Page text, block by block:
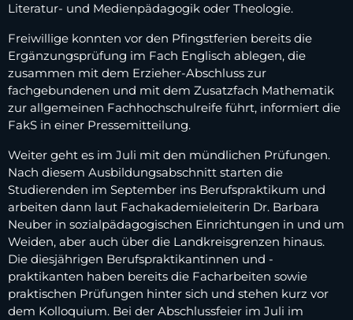
Literatur- und Medienpädagogik oder Theologie.
Freiwillige konnten vor den Pfingstferien bereits die
Ergänzungsprüfung im Fach Englisch ablegen, die
zusammen mit dem Erzieher-Abschluss zur
fachgebundenen und mit dem Zusatzfach Mathematik
zur allgemeinen Fachhochschulreife führt, informiert die
FakS in einer Pressemitteilung.
Weiter geht es im Juli mit den mündlichen Prüfungen.
Nach diesem Ausbildungsabschnitt starten die
Studierenden im September ins Berufspraktikum und
arbeiten dann laut Fachakademieleiterin Dr. Barbara
Neuber in sozialpädagogischen Einrichtungen in und um
Weiden, aber auch über die Landkreisgrenzen hinaus.
Die diesjährigen Berufspraktikantinnen und -
praktikanten haben bereits die Facharbeiten sowie
praktischen Prüfungen hinter sich und stehen kurz vor
dem Kolloquium. Bei der Abschlussfeier im Juli im